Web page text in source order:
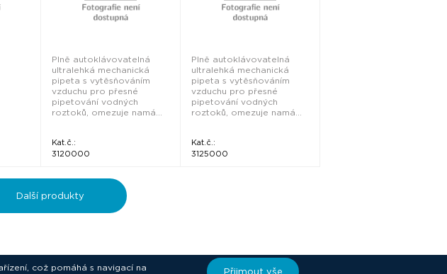
Plně autoklávovatelná
ultralehká mechanická
pipeta s vytěsňováním
vzduchu pro přesné
pipetování vodných
roztoků, omezuje namá...
Kat.č.:
3120000
Plně autoklávovatelná
ultralehká mechanická
pipeta s vytěsňováním
vzduchu pro přesné
pipetování vodných
roztoků, omezuje namá...
Kat.č.:
3125000
Další produkty
což pomáhá s navigací na
Přijmout vše